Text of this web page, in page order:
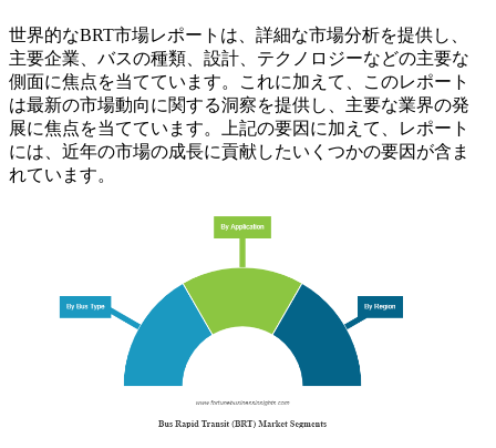
世界的なBRT市場レポートは、詳細な市場分析を提供し、
主要企業、バスの種類、設計、テクノロジーなどの主要な
側面に焦点を当てています。これに加えて、このレポート
は最新の市場動向に関する洞察を提供し、主要な業界の発
展に焦点を当てています。上記の要因に加えて、レポート
には、近年の市場の成長に貢献したいくつかの要因が含ま
れています。